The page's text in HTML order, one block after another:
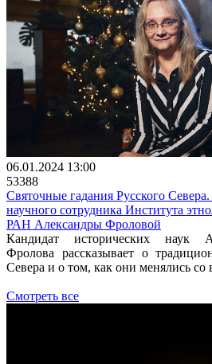
06.01.2024 13:00
53388
Святочные гадания Русского
научного сотрудника Института
РАН Александры Фроловой
Кандидат исторических наук
Фролова рассказывает о
Севера и о том, как они менялись со
Смотреть все